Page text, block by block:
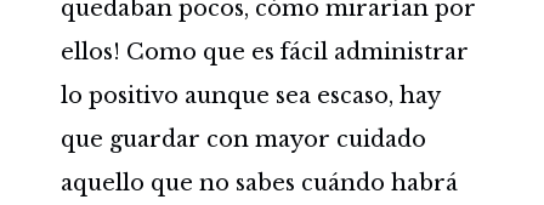
quedaban pocos, cómo mirarían por
ellos! Como que es fácil administrar
lo positivo aunque sea escaso, hay
que guardar con mayor cuidado
aquello que no sabes cuándo habrá